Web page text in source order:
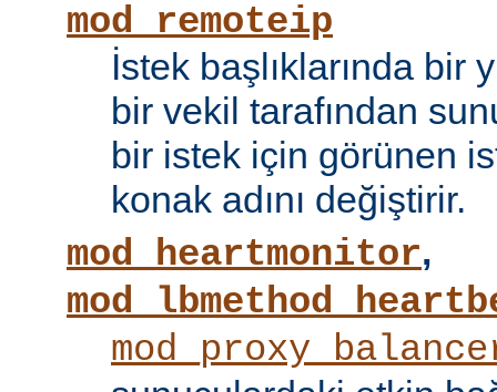
mod_remoteip
İstek başlıklarında bir
bir vekil tarafından
bir istek için görünen
konak adını değiştirir.
mod_heartmonitor,